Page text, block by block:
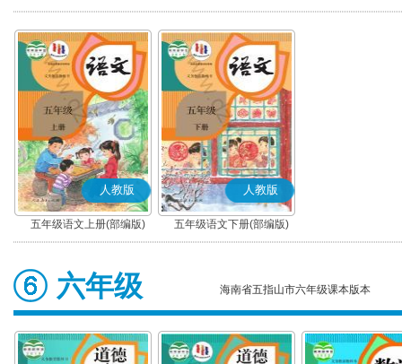
版) 版)
人教版
五年级语文上册(部编版)
人教版
五年级语文下册(部编版)
六年级 海南省五指山市六年级课本版本